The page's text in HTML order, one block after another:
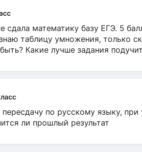
сдала математику базу ЕГЭ. 5
таблицу умножения, только
Какие лучше задания
пересдачу по русскому языку,
ли прошлый результат